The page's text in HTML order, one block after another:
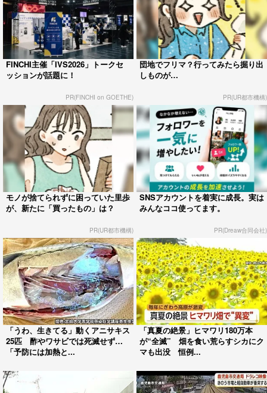
FINCHI主催「IVS2026」トークセ
ッションが話題に！
PR(FINCHI on GOETHE)
団地でフリマ？行ってみたら掘り出
しものが…
PR(UR都市機構)
モノが捨てられずに困っていた里歩
が、新たに「買ったもの」は？
PR(UR都市機構)
SNSアカウントを着実に成長。実は
みんなココ使ってます。
PR(Dreaw合同会社)
「うわ、生きてる」動くアニサキス
25匹 酢やワサビでは死滅せず…
「予防には加熱と...
「真夏の絶景」ヒマワリ180万本
が“全滅” 畑を食い荒らすシカにク
マも出没 恒例...